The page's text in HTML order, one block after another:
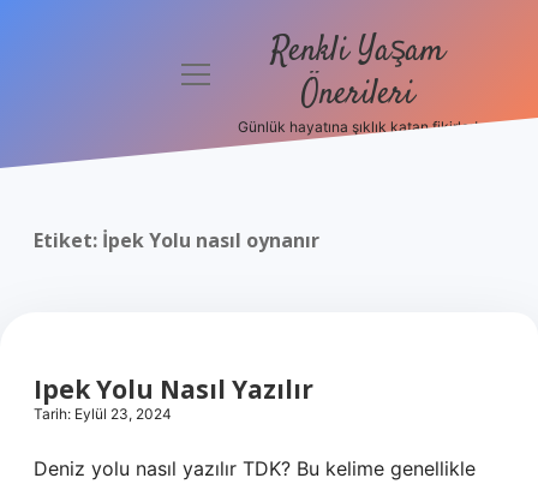
Politikası
menüyü
Renkli Yaşam
Önerileri
Günlük hayatına şıklık katan fikirler!
Etiket: İpek Yolu nasıl oynanır
Ipek Yolu Nasıl Yazılır
Tarih: Eylül 23, 2024
Deniz yolu nasıl yazılır TDK? Bu kelime genellikle